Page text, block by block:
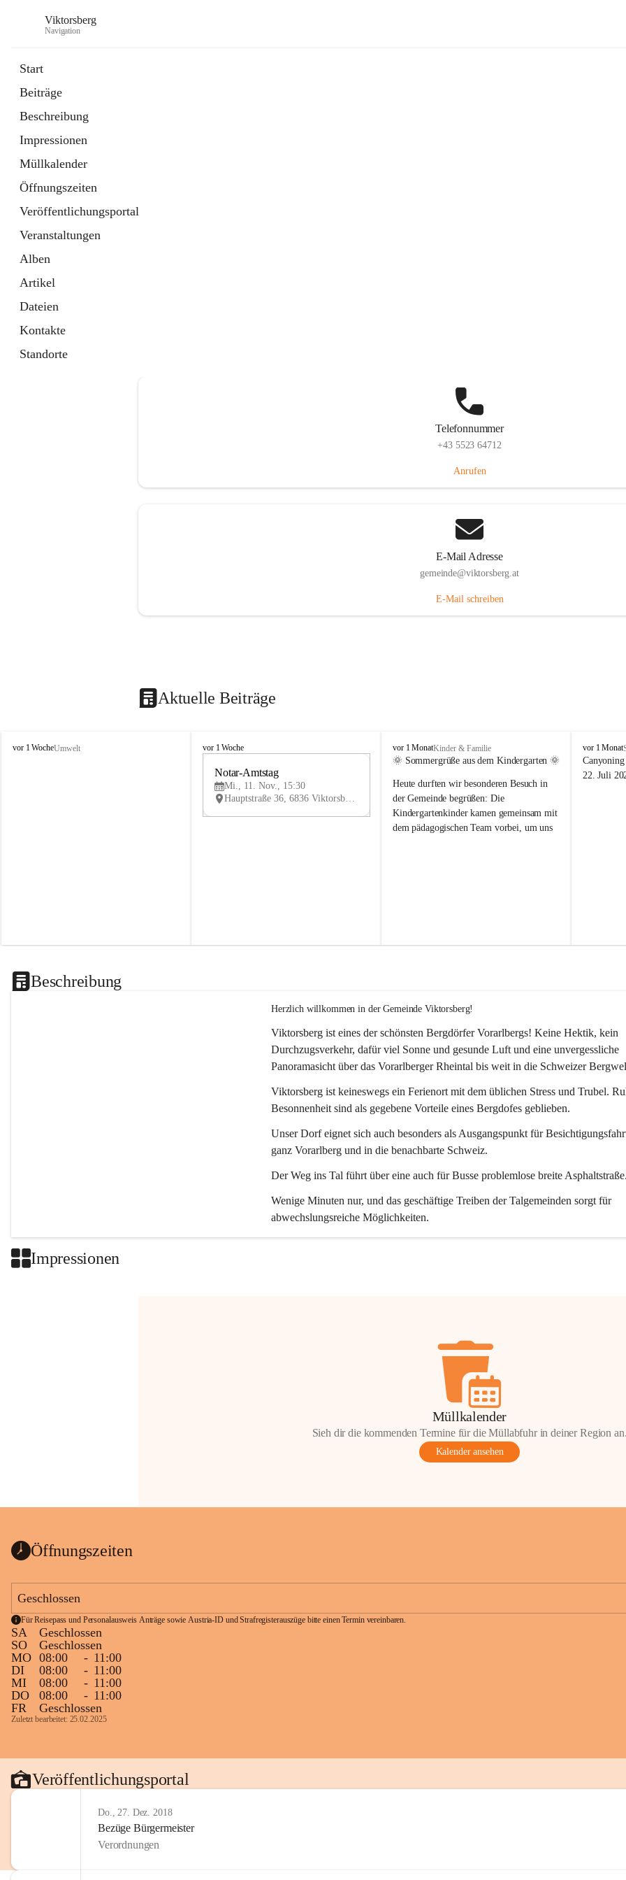
Viktorsberg
Navigation
Start
Beiträge
Beschreibung
Impressionen
Müllkalender
Öffnungszeiten
Veröffentlichungsportal
Veranstaltungen
Alben
Artikel
Dateien
Kontakte
Standorte
Telefonnummer
+43 5523 64712
Anrufen
E-Mail Adresse
gemeinde@viktorsberg.at
E-Mail schreiben
Aktuelle Beiträge
V
vor 1 WocheUmwelt
V
vor 1 Woche
V
Notar-Amtstag
Mi., 11. Nov., 15:30
Hauptstraße 36, 6836 Viktorsberg, AUT
V
i
t
o
r
s
vor 1 MonatKinder & Familie
🌞 Sommergrüße aus dem Kindergarten 🌞
Heute durften wir besonderen Besuch in
der Gemeinde begrüßen: Die
Kindergartenkinder kamen gemeinsam mit
dem pädagogischen Team vorbei, um uns
V
i
k
vor 1 Monat
22. Juli
Beschreibung
Herzlich willkommen in der Gemeinde Viktorsberg!
Viktorsberg ist eines der schönsten Bergdörfer Vorarlbergs! Keine Hektik, kein
Durchzugsverkehr, dafür viel Sonne und gesunde Luft und eine unvergessliche
Panoramasicht über das Vorarlberger Rheintal bis weit in die Schweizer
Viktorsberg ist keineswegs ein Ferienort mit dem üblichen Stress und Trubel.
Besonnenheit sind als gegebene Vorteile eines Bergdofes geblieben.
Unser Dorf eignet sich auch besonders als Ausgangspunkt für
ganz Vorarlberg und in die benachbarte Schweiz.
Der Weg ins Tal führt über eine auch für Busse problemlose breite
Wenige Minuten nur, und das geschäftige Treiben der Talgemeinden sorgt für
abwechslungsreiche Möglichkeiten.
Impressionen
Müllkalender
Sieh dir die kommenden Termine für die Müllabfuhr in deiner Region
Kalender ansehen
Öffnungszeiten
Geschlossen
Für Reisepass und Personalausweis Anträge sowie Austria-ID und Strafregisterauszüge bitte einen Termin vereinbaren.
SA
Geschlossen
SO
Geschlossen
MO 08:00 - 11:00
DI
08:00 - 11:00
MI
08:00 - 11:00
DO
08:00 - 11:00
FR
Geschlossen
Zuletzt bearbeitet: 25.02.2025
Veröffentlichungsportal
Do., 27. Dez. 2018
Bezüge Bürgermeister
Verordnungen